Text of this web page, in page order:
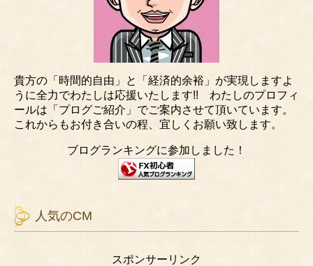
貴方の「時間的自由」と「経済的余裕」が実現しますよ
うに全力でわたしは応援いたします!! わたしのプロフィ
ールは「プログご紹介」でご案内させて頂いています。
これからもお付き合いの程、宜しくお願い致します。
ブログランキングに参加しました！
人気のCM
スポンサーリンク